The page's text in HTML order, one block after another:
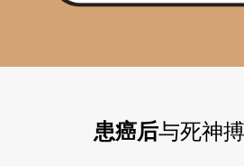
患癌后与死神